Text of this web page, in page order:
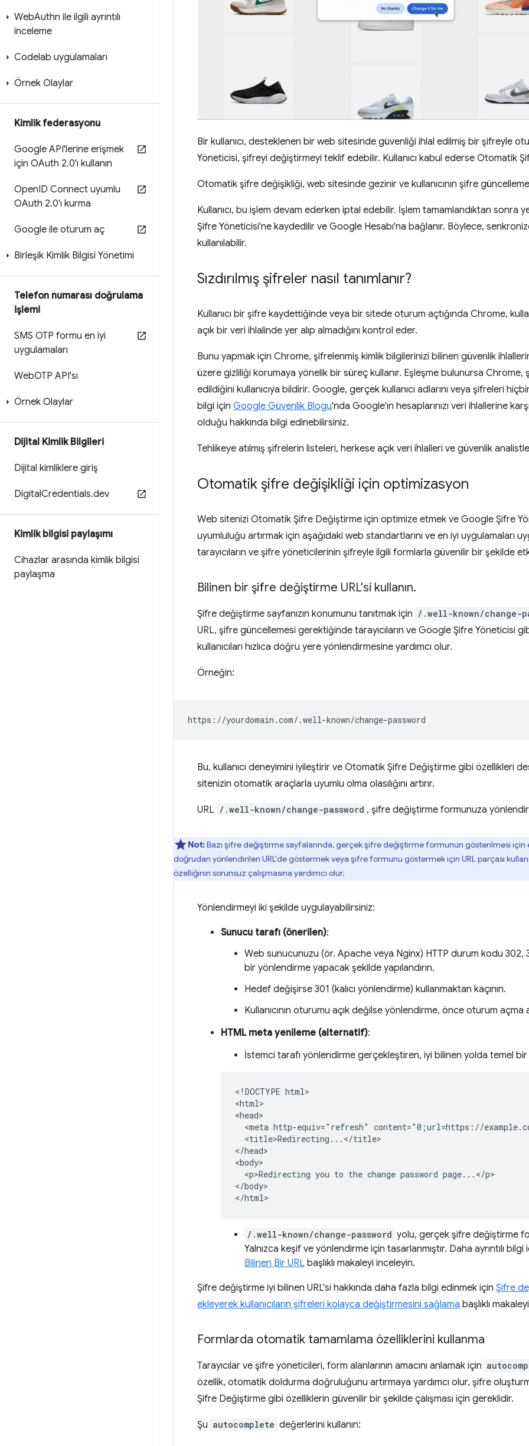
WebAuthn ile ilgili ayrıntılı
inceleme
Codelab uygulamaları
Örnek Olaylar
Kimlik federasyonu
Google API'lerine erişmek
için OAuth 2.0'ı kullanın
OpenID Connect uyumlu
OAuth 2.0'ı kurma
Google ile oturum aç
Birleşik Kimlik Bilgisi Yönetimi
Telefon numarası doğrulama
işlemi
SMS OTP formu en iyi
uygulamaları
WebOTP API'sı
Örnek Olaylar
Dijital Kimlik Bilgileri
Dijital kimliklere giriş
DigitalCredentials.dev
Kimlik bilgisi paylaşımı
Cihazlar arasında kimlik bilgisi
paylaşma
Bir kullanıcı, desteklenen bir web sitesinde güvenliği ihlal edilmiş bir şifreyle
Yöneticisi, şifreyi değiştirmeyi teklif edebilir. Kullanıcı kabul ederse Otomatik
Otomatik şifre değişikliği, web sitesinde gezinir ve kullanıcının şifre
Kullanıcı, bu işlem devam ederken iptal edebilir. İşlem tamamlandıktan sonra
Şifre Yöneticisi'ne kaydedilir ve Google Hesabı'na bağlanır. Böylece,
kullanılabilir.
Sızdırılmış şifreler nasıl tanımlanır?
Kullanıcı bir şifre kaydettiğinde veya bir sitede oturum açtığında Chrome,
açık bir veri ihlalinde yer alıp almadığını kontrol eder.
Bunu yapmak için Chrome, şifrelenmiş kimlik bilgilerinizi bilinen güvenlik
üzere gizliliği korumaya yönelik bir süreç kullanır. Eşleşme bulunursa Chrome,
edildiğini kullanıcıya bildirir. Google, gerçek kullanıcı adlarını veya şifreleri
bilgi için Google Güvenlik Blogu'nda Google'ın hesaplarınızı veri ihlallerine
olduğu hakkında bilgi edinebilirsiniz.
Tehlikeye atılmış şifrelerin listeleri, herkese açık veri ihlalleri ve güvenlik
Otomatik şifre değişikliği için optimizasyon
Web sitenizi Otomatik Şifre Değiştirme için optimize etmek ve Google Şifre
uyumluluğu artırmak için aşağıdaki web standartlarını ve en iyi uygulamaları
tarayıcıların ve şifre yöneticilerinin şifreyle ilgili formlarla güvenilir bir şekilde
Bilinen bir şifre değiştirme URL'si kullanın.
Şifre değiştirme sayfanızın konumunu tanıtmak için /.well-known/change-
URL, şifre güncellemesi gerektiğinde tarayıcıların ve Google Şifre Yöneticisi
kullanıcıları hızlıca doğru yere yönlendirmesine yardımcı olur.
Örneğin:
Bu, kullanıcı deneyimini iyileştirir ve Otomatik Şifre Değiştirme gibi özellikleri
sitenizin otomatik araçlarla uyumlu olma olasılığını artırır.
URL /.well-known/change-password , şifre değiştirme formunuza
Not:Bazı şifre değiştirme sayfalarında, gerçek şifre değiştirme formunun gösterilmesi için
doğrudan yönlendirilen URL'de göstermek veya şifre formunu göstermek için URL parçası
özelliğinin sorunsuz çalışmasına yardımcı olur.
Yönlendirmeyi iki şekilde uygulayabilirsiniz:
Sunucu tarafı (önerilen):
Web sunucunuzu (ör. Apache veya Nginx) HTTP durum kodu 302,
bir yönlendirme yapacak şekilde yapılandırın.
Hedef değişirse 301 (kalıcı yönlendirme) kullanmaktan kaçının.
Kullanıcının oturumu açık değilse yönlendirme, önce oturum açma
HTML meta yenileme (alternatif):
İstemci tarafı yönlendirme gerçekleştiren, iyi bilinen yolda temel bir
<!DOCTYPE html>
<html>
<head>
<meta http-equiv="refresh" content="0;url=https://
  <title>Redirecting...</title>
</head>
<body>
  <p>Redirecting you to the change password page...</p>
</body>
/.well-known/change-password yolu, gerçek şifre değiştirme
Yalnızca keşif ve yönlendirme için tasarlanmıştır. Daha ayrıntılı bilgi
Bilinen Bir URL başlıklı makaleyi inceleyin.
Şifre değiştirme iyi bilinen URL'si hakkında daha fazla bilgi edinmek için Şifre
ekleyerek kullanıcıların şifreleri kolayca değiştirmesini sağlama başlıklı
Formlarda otomatik tamamlama özelliklerini kullanma
Tarayıcılar ve şifre yöneticileri, form alanlarının amacını anlamak için
özellik, otomatik doldurma doğruluğunu artırmaya yardımcı olur, şifre
Şifre Değiştirme gibi özelliklerin güvenilir bir şekilde çalışması için gereklidir.
Şu autocomplete değerlerini kullanın: